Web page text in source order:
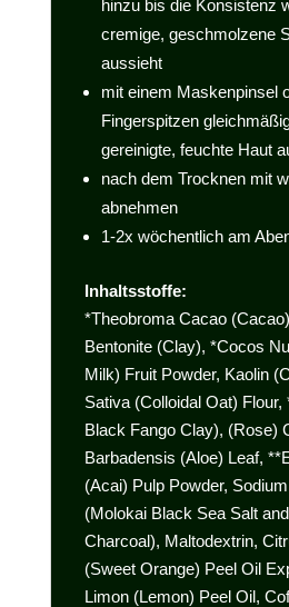
hinzu bis die Konsistenz
cremige, geschmolzene
aussieht
mit einem Maskenpinsel
Fingerspitzen
gereinigte, feuchte Haut
nach dem Trocknen mit
abnehmen
1-2x wöchentlich am
Inhaltsstoffe:
*Theobroma Cacao
Bentonite (Clay), *Cocos
Milk) Fruit Powder, Kaolin
Sativa (Colloidal Oat) Flour,
Black Fango Clay), (Rose)
Barbadensis (Aloe) Leaf,
(Acai) Pulp Powder,
(Molokai Black Sea Salt
Charcoal), Maltodextrin,
(Sweet Orange) Peel Oil
Limon (Lemon) Peel Oil,